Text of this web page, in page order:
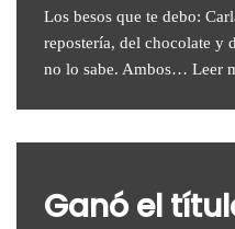
Los besos que te debo:
repostería, del chocolate y
no lo sabe. Ambos… Leer
Ganó el